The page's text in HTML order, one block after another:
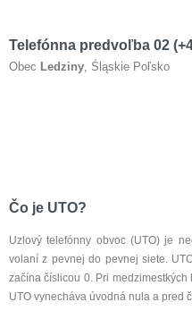
Telefónna predvoľba 02
Obec Ledziny, Śląskie Poľsko
Čo je UTO?
Uzlový telefónny obvoc (UTO) je
volaní z pevnej do pevnej siete.
začína číslicou 0. Pri
UTO vynecháva úvodná nula a pred